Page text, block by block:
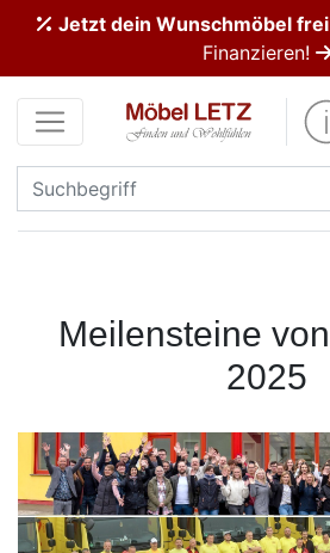
Jetzt dein Wunschmöbel
Finanzieren!
Meilensteine
2025
Kundenmeinungen
Anmelden
PREMIUM
Polsterplaner
Möbel-
Konfigurator